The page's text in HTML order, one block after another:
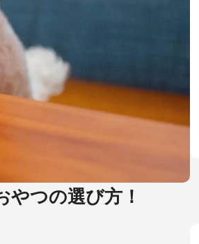
やつの選び方！